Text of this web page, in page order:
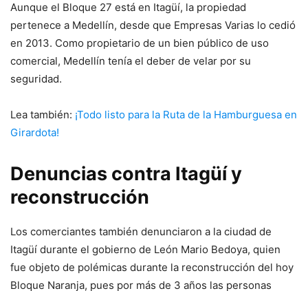
Aunque el Bloque 27 está en Itagüí, la propiedad
pertenece a Medellín, desde que Empresas Varias lo cedió
en 2013. Como propietario de un bien público de uso
comercial, Medellín tenía el deber de velar por su
seguridad.
Lea también: ¡Todo listo para la Ruta de la Hamburguesa en
Girardota!
Denuncias contra Itagüí y
reconstrucción
Los comerciantes también denunciaron a la ciudad de
Itagüí durante el gobierno de León Mario Bedoya, quien
fue objeto de polémicas durante la reconstrucción del hoy
Bloque Naranja, pues por más de 3 años las personas